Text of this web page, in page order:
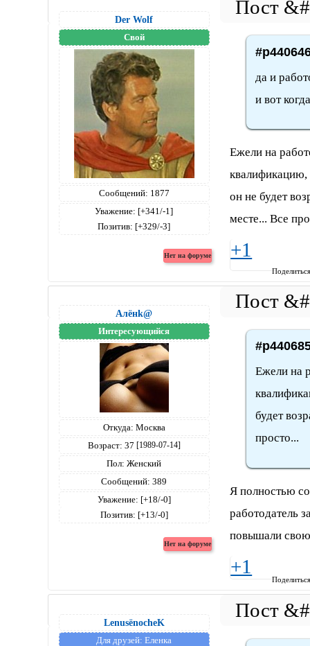
Der Wolf
Свой
Сообщений: 1877
Уважение: [+341/-1]
Позитив: [+329/-3]
да и
и вот
Ежели на
квалификацию,
он не будет
месте... Все
+1
Алёнk@
Интересующийся
Откуда: Москва
Возраст: 37 [1989-07-14]
Пол: Женский
Сообщений: 389
Уважение: [+18/-0]
Позитив: [+13/-0]
Ежели на
будет
просто...
Я полностью
работодатель
повышали
+1
LenusёnocheK
Для друзей: Еленка